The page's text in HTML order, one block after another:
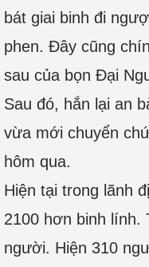
bát giai binh đi
phen. Đây cũng
sau của bọn Đại
Sau đó, hắn lại an
vừa mới chuyển
hôm qua.
Hiện tại trong lãnh
2100 hơn binh lính.
người. Hiện 310